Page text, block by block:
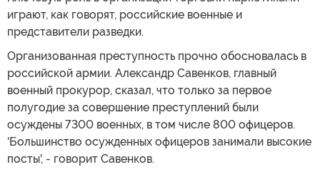
играют, как говорят, российские военные и
представители разведки.
Организованная преступность прочно обосновалась в
российской армии. Александр Савенков, главный
военный прокурор, сказал, что только за первое
полугодие за совершение преступлений были
осуждены 7300 военных, в том числе 800 офицеров.
'Большинство осужденных офицеров занимали высокие
посты', - говорит Савенков.